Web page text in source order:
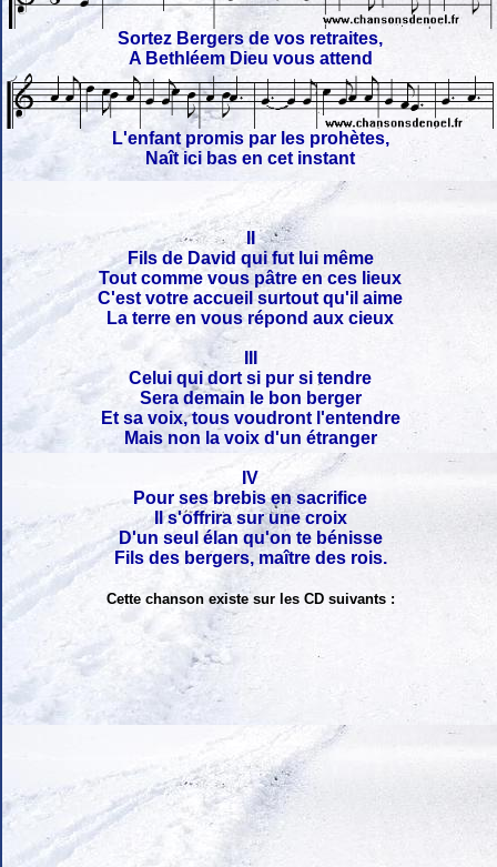
Sortez Bergers de vos retraites,
A Bethléem Dieu vous attend
L'enfant promis par les prohètes,
Naît ici bas en cet instant
II
Fils de David qui fut lui même
Tout comme vous pâtre en ces lieux
C'est votre accueil surtout qu'il aime
La terre en vous répond aux cieux
Celui qui dort si pur si tendre
Sera demain le bon berger
Et sa voix, tous voudront l'entendre
Mais non la voix d'un étranger
IV
Pour ses brebis en sacrifice
Il s'offrira sur une croix
D'un seul élan qu'on te bénisse
Fils des bergers, maître des rois.
Cette chanson existe sur les CD suivants :